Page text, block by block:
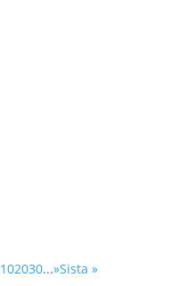
102030...»Sista »